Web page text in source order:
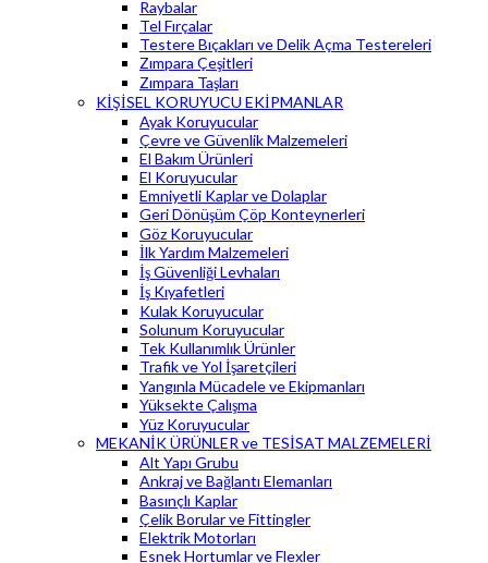
Raybalar
Tel Fırçalar
Testere Bıçakları ve Delik Açma Testereleri
Zımpara Çeşitleri
Zımpara Taşları
KİŞİSEL KORUYUCU EKİPMANLAR
Ayak Koruyucular
Çevre ve Güvenlik Malzemeleri
El Bakım Ürünleri
El Koruyucular
Emniyetli Kaplar ve Dolaplar
Geri Dönüşüm Çöp Konteynerleri
Göz Koruyucular
İlk Yardım Malzemeleri
İş Güvenliği Levhaları
İş Kıyafetleri
Kulak Koruyucular
Solunum Koruyucular
Tek Kullanımlık Ürünler
Trafik ve Yol İşaretçileri
Yangınla Mücadele ve Ekipmanları
Yüksekte Çalışma
Yüz Koruyucular
MEKANİK ÜRÜNLER ve TESİSAT MALZEMELERİ
Alt Yapı Grubu
Ankraj ve Bağlantı Elemanları
Basınçlı Kaplar
Çelik Borular ve Fittingler
Elektrik Motorları
Esnek Hortumlar ve Flexler